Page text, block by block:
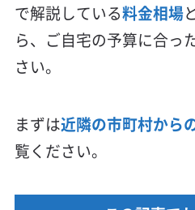
で解説している料金相場
ら、ご自宅の予算に合っ
さい。
まずは近隣の市町村から
覧ください。